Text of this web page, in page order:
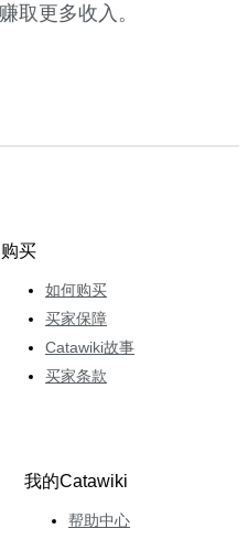
取更多收入。
购买
如何购买
买家保障
Catawiki故事
买家条款
我的Catawiki
帮助中心